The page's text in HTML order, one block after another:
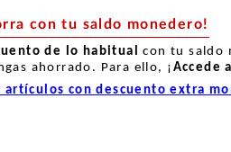
con tu saldo monedero!
de lo habitual con tu saldo
ahorrado. Para ello, ¡ Accede
artículos con descuento extra